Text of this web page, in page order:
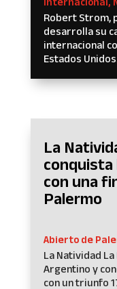
Robert Strom,
desarrolla su
internacional
Estados
La
conquista
con una
Palermo
Abierto de
La Natividad
Argentino y
con un triunfo